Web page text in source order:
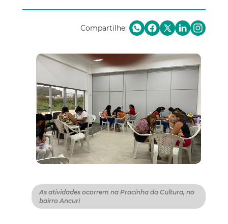
Compartilhe:
As atividades ocorrem na Pracinha da Cultura, no
bairro Ancuri